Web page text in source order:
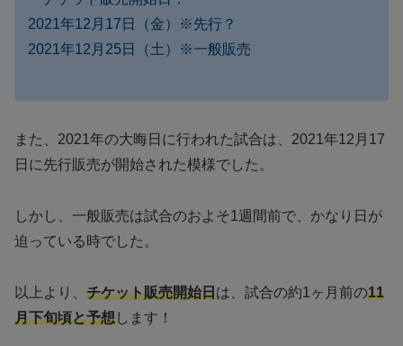
2021年12月17日（金）※先行？
2021年12月25日（土）※一般販売
また、2021年の大晦日に行われた試合は、2021年12月17
日に先行販売が開始された模様でした。
しかし、一般販売は試合のおよそ1週間前で、かなり日が
迫っている時でした。
以上より、 チケット販売開始日は、試合の約1ヶ月前の11
月下旬頃と予想します！